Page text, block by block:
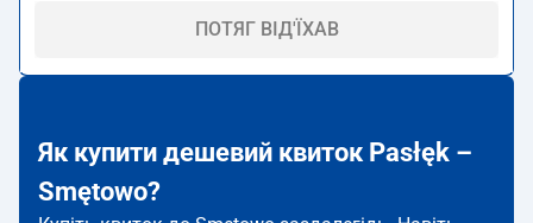
ПОТЯГ ВІД'ЇХАВ
Як купити дешевий квиток Pasłęk –
Smętowo?